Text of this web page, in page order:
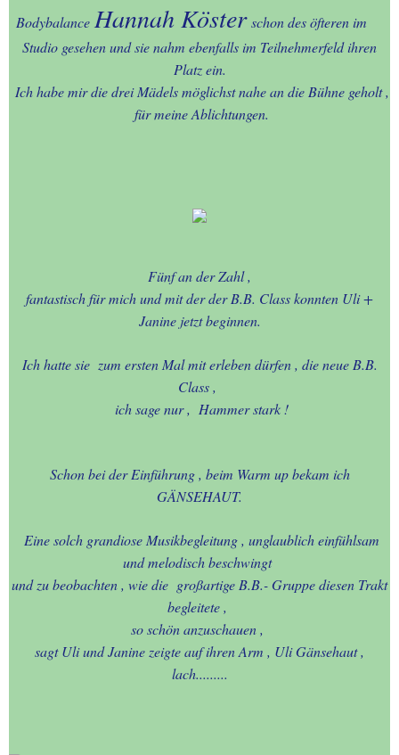
09.-PERSONENBLOG - 2
10.-PERSONENBLOG - 1
12.-EIFEL - HOHES VENN +
13.-BLOG - NATUR -
BEGEGNUNGEN
FOTOGRAFIEN
15.-BESONDERE SEITEN
16.08.2025-5 Alben mit
Michael Schulz
17.-BINGEN am RHEIN-
diverse FAHRTEN mit MARY
18.-ROBBY`s Abschied in
19.-Cycel - Event - Oldenburg
Bodybalance Hannah Kösterschon des öfteren im
Studio gesehen und sie nahm ebenfalls im Teilnehmerfeld ihren
Platz ein.
Ich habe mir die drei Mädels möglichst nahe an die Bühne geholt ,
für meine Ablichtungen.
Fünf an der Zahl ,
fantastisch für mich und mit der der B.B. Class konnten Uli +
Janine jetzt beginnen.
Ich hatte sie zum ersten Mal mit erleben dürfen , die neue B.B.
Class ,
ich sage nur , Hammer stark !
Schon bei der Einführung , beim Warm up bekam ich
GÄNSEHAUT.
Eine solch grandiose Musikbegleitung , unglaublich einfühlsam
und melodisch beschwingt
und zu beobachten , wie die großartige B.B.- Gruppe diesen Trakt
begleitete ,
so schön anzuschauen ,
sagt Uli und Janine zeigte auf ihren Arm , Uli Gänsehaut ,
lach.........